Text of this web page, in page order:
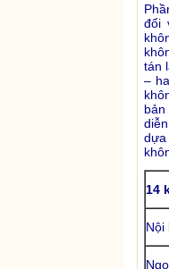
đối
tán
–
bản
dựa
14
Nội